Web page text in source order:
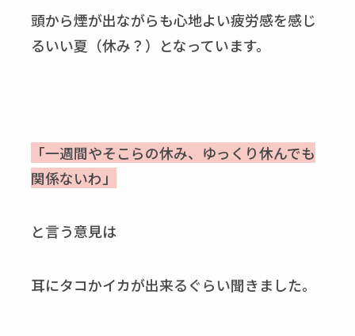
頭から煙が出ながらも心地よい疲労感を感じ
るいい夏（休み？）となっています。
「一週間やそこらの休み、ゆっくり休んでも
関係ないわ」
と言う意見は
耳にタコかイカが出来るぐらい聞きました。